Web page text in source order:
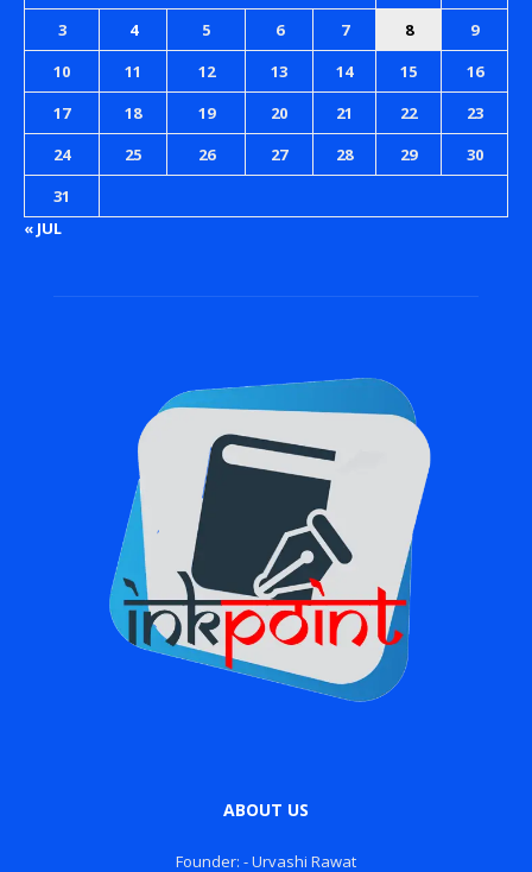
3
4 5 6 7 8
9
10
11 12 13 14 15
16
17
18 19 20 21 22
23
24
25 26 27 28 29
30
31
« JUL
ABOUT US
Founder: - Urvashi Rawat